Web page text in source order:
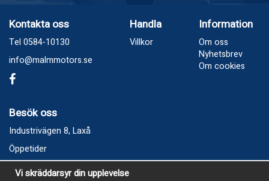
Kontakta oss
Tel 0584-10130
info@malmmotors.se
Handla
Villkor
Information
Om oss
Nyhetsbrev
Om cookies
Besök oss
Industrivägen 8, Laxå
Öppetider
Vecka 32
Vi skräddarsyr din upplevelse